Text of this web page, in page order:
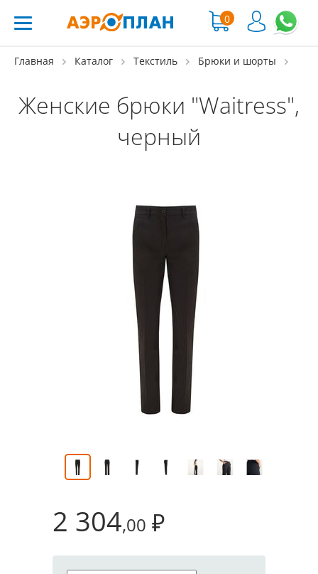
0
Главная Каталог Текстиль Брюки и шорты
Женские брюки "Waitress",
черный
2 304,00 ₽